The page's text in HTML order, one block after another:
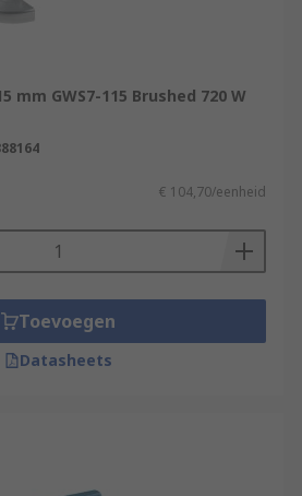
mm GWS7-115 Brushed 720 W
€ 104,70/eenheid
Toevoegen
Datasheets